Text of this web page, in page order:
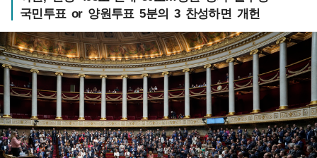
국민투표 or 양원투표 5분의 3 찬성하면 개헌